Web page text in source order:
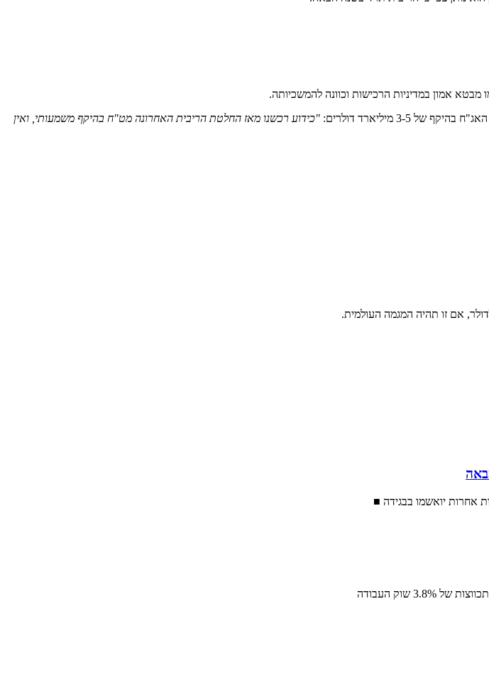
מיליארד דולרים:
"כידוע רכשנו מאז החלטת הריבית האחרונה מט"ח בהיקף משמעותי, ואין
אם זו תהיה המגמה העולמית.